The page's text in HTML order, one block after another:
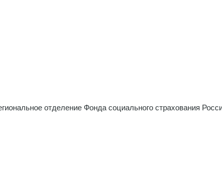
отделение Фонда социального страхования